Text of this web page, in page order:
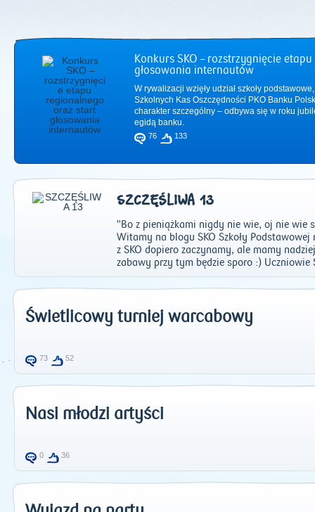
Konkurs SKO – rozstrzygnięcie
głosowania internautów
W rywalizacji wzięły udział szkoły
Szkolnych Kas Oszczędności PKO Banku
charakter szczególny – odbywa się w roku
egidą banku.
76 133
SZCZĘŚLIWA 13
"Bo z pieniążkami nigdy nie wie, oj nie wie
Witamy na blogu SKO Szkoły
z SKO dopiero zaczynamy, ale mamy
zabawy przy tym będzie sporo :) Uczniowie
Świetlicowy turniej warcabowy
73 52
Nasi młodzi artyści
0 36
2011| 2012|